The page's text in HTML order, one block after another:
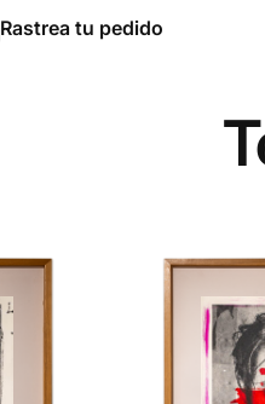
Rastrea tu pedido